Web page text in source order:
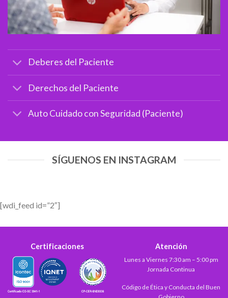
Deberes del Paciente
Derechos del Paciente
Auto Cuidado con Seguridad (Paciente)
SÍGUENOS EN INSTAGRAM
[wdi_feed id=”2″]
Certificaciones Atención
Lunes a Viernes 7:30 am – 5:00 pm
Jornada Continua
Código de Ética y Conducta del Buen